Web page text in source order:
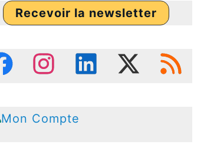
Recevoir la newsletter
Mon Compte